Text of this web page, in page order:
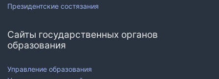
Президентские состязания
Сайты государственных органов
образования
Управление образования